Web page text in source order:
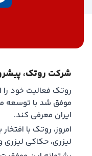
شرکت روتک،
ایران معرفی کند.
امروز، روتک با
لیزری، حکاکی